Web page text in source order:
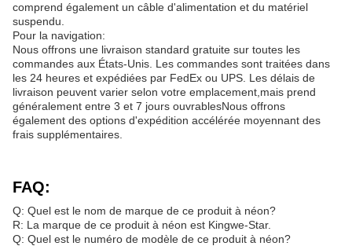
comprend également un câble d'alimentation et du matériel
suspendu.
Pour la navigation:
Nous offrons une livraison standard gratuite sur toutes les
commandes aux États-Unis. Les commandes sont traitées dans
les 24 heures et expédiées par FedEx ou UPS. Les délais de
livraison peuvent varier selon votre emplacement,mais prend
généralement entre 3 et 7 jours ouvrablesNous offrons
également des options d'expédition accélérée moyennant des
frais supplémentaires.
FAQ:
Q: Quel est le nom de marque de ce produit à néon?
R: La marque de ce produit à néon est Kingwe-Star.
Q: Quel est le numéro de modèle de ce produit à néon?